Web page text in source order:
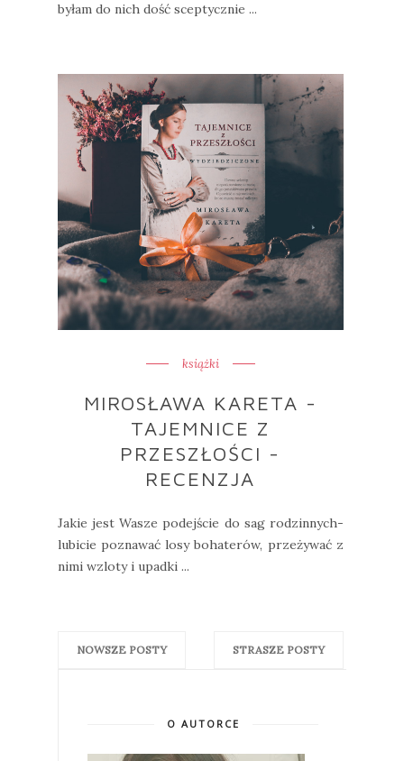
byłam do nich dość sceptycznie ...
książki
MIROSŁAWA KARETA -
TAJEMNICE Z
PRZESZŁOŚCI -
RECENZJA
Jakie jest Wasze podejście do sag rodzinnych-
lubicie poznawać losy bohaterów, przeżywać z
nimi wzloty i upadki ...
NOWSZE POSTY STRASZE POSTY
O AUTORCE